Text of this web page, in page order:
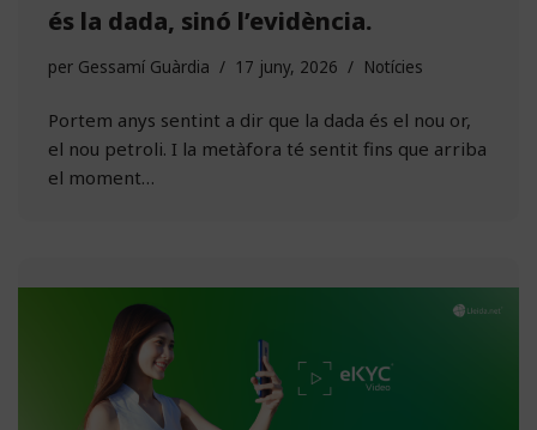
és la dada, sinó l’evidència.
per Gessamí Guàrdia 17 juny, 2026 Notícies
Portem anys sentint a dir que la dada és el nou or,
el nou petroli. I la metàfora té sentit fins que arriba
el moment…